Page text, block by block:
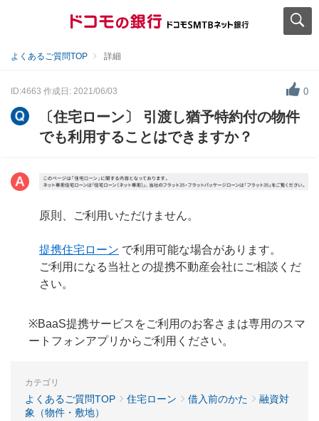
よくあるご質問TOP 詳細
ID:4663 作成日: 2021/06/03 0
〔住宅ローン〕 引渡し猶予特約付の物件
でも利用することはできますか？
原則、ご利用いただけません。
提携住宅ローン で利用可能な場合があります。
ご利用になる当社との提携不動産会社にご相談くだ
さい。
※BaaS提携サービスをご利用のお客さまは専用のスマ
ートフォンアプリからご利用ください。
カテゴリ
よくあるご質問TOP 住宅ローン 借入前のかた
融資対
象（物件・敷地）